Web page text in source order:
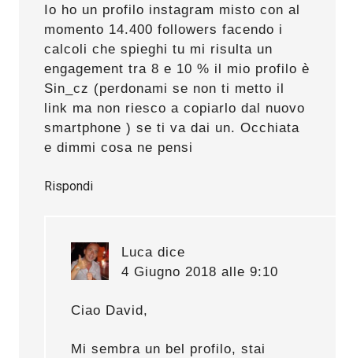
Io ho un profilo instagram misto con al
momento 14.400 followers facendo i
calcoli che spieghi tu mi risulta un
engagement tra 8 e 10 % il mio profilo è
Sin_cz (perdonami se non ti metto il
link ma non riesco a copiarlo dal nuovo
smartphone ) se ti va dai un. Occhiata
e dimmi cosa ne pensi
Rispondi
Luca dice
4 Giugno 2018 alle 9:10
Ciao David,
Mi sembra un bel profilo, stai